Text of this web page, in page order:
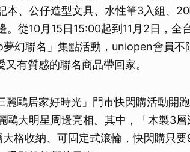
本、公仔造型文具、水性筆3入組、
從10月15日15:00起到11月2日，全
幻聯名」集點活動，uniopen會員不
有質感的聯名商品帶回家。
麗鷗居家好時光」門市快閃購活動開
鷗大明星周邊亮相。其中，「木製3層
格收納、可固定式滾輪，快閃購只